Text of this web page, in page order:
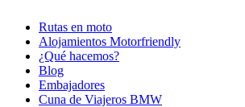
Rutas en moto
Alojamientos Motorfriendly
¿Qué hacemos?
Blog
Embajadores
Cuna de Viajeros BMW